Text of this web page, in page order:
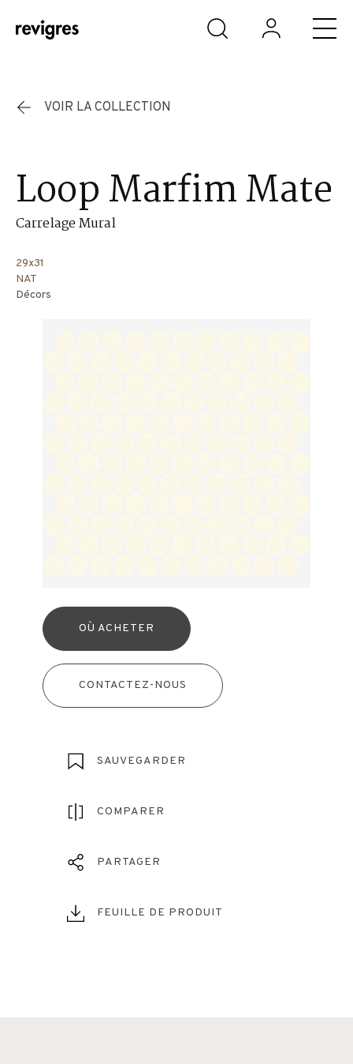
Aller au contenu principal
VOIR LA COLLECTION
Loop Marfim Mate
Carrelage Mural
29x31
NAT
Décors
OÙ ACHETER
CONTACTEZ-NOUS
SAUVEGARDER
COMPARER
PARTAGER
FEUILLE DE PRODUIT